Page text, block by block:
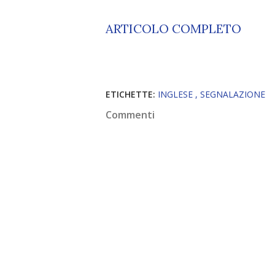
ARTICOLO COMPLETO
ETICHETTE: INGLESE SEGNALAZIONE
Commenti